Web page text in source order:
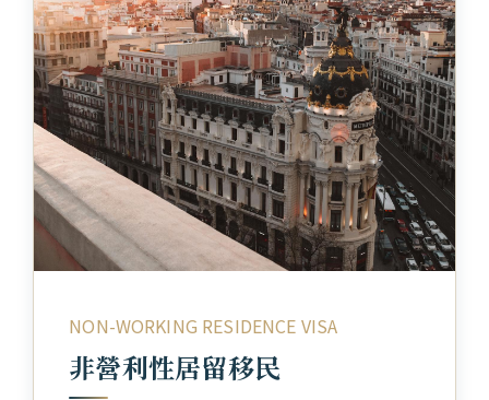
NON-WORKING RESIDENCE VISA
非營利性居留移民